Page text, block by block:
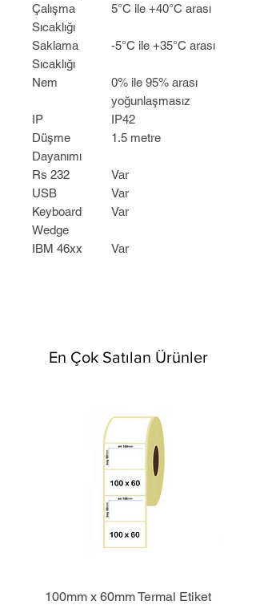
Çalışma
Sıcaklığı
5°C ile +40°C arası
Saklama
Sıcaklığı
-5°C ile +35°C arası
Nem
0% ile 95% arası
yoğunlaşmasız
IP
IP42
Düşme
Dayanımı
1.5 metre
Rs 232
Var
USB
Var
Keyboard
Wedge
Var
IBM 46xx Var
En Çok Satılan Ürünler
100mm x 60mm Termal Etiket